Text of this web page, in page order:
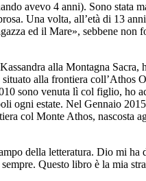
avevo 4 anni). Sono stata
Una volta, all’età di 13
ed il Mare», sebbene
alla Montagna Sacra,
alla frontiera coll’Athos
sono venuta lì col figlio, ho
ogni estate. Nel Gennaio
col Monte Athos, nascosta
della letteratura. Dio mi
Questo libro è la mia